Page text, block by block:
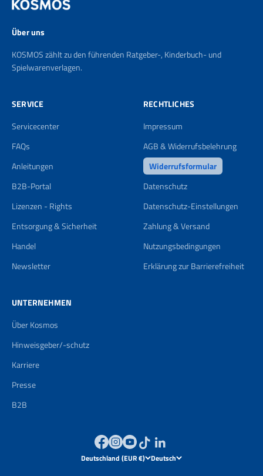
Über uns
KOSMOS zählt zu den führenden Ratgeber-, Kinderbuch- und
Spielwarenverlagen.
SERVICE
Servicecenter
FAQs
Anleitungen
B2B-Portal
Lizenzen - Rights
Entsorgung & Sicherheit
Handel
Newsletter
RECHTLICHES
Impressum
AGB & Widerrufsbelehrung
Widerrufsformular
Datenschutz
Datenschutz-Einstellungen
Zahlung & Versand
Nutzungsbedingungen
Erklärung zur Barrierefreiheit
UNTERNEHMEN
Über Kosmos
Hinweisgeber/-schutz
Karriere
Presse
B2B
Deutschland (EUR €) Deutsch